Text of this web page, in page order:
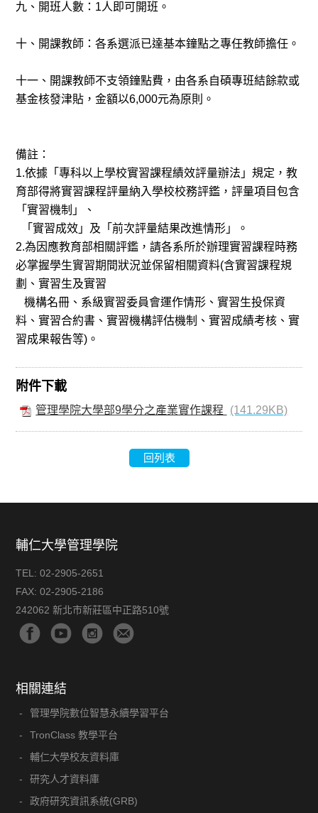
九、開班人數：1人即可開班。
十、開課教師：各系選派已達基本鐘點之專任教師擔任。
十一、開課教師不支領鐘點費，由各系自碩專班結餘款或
基金核發津貼，金額以6,000元為原則。
備註：
1.依據「專科以上學校實習課程績效評量辦法」規定，教
育部得將實習課程評量納入學校校務評鑑，評量項目包含
「實習機制」、
「實習成效」及「前次評量結果改進情形」。
2.為因應教育部相關評鑑，請各系所於辦理實習課程時務
必掌握學生實習期間狀況並保留相關資料(含實習課程規
劃、實習生及實習
機構名冊、系級實習委員會運作情形、實習生投保資
料、實習合約書、實習機構評估機制、實習成績考核、實
習成果報告等)。
附件下載
管理學院大學部9學分之產業實作課程 (141.29KB)
回列表
輔仁大學管理學院
TEL:02-2905-2651
FAX:02-2905-2186
242062 新北市新莊區中正路510號
相關連結
管理學院數位智慧永續學習平台
TronClass 教學平台
輔仁大學校友資料庫
研究人才資料庫
政府研究資訊系統(GRB)